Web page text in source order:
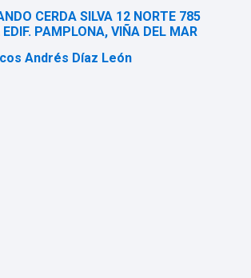
CERDA SILVA 12 NORTE 785
PAMPLONA, VIÑA DEL MAR
Andrés Díaz León